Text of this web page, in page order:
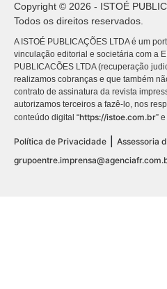
Copyright © 2026 - ISTOÉ
Todos os direitos reservados.
A ISTOÉ PUBLICAÇÕES LTDA é um
vinculação editorial e societária com a
PUBLICACÕES LTDA (recuperação
realizamos cobranças e que também
contrato de assinatura da revista
autorizamos terceiros a fazê-lo, nos
conteúdo digital “https://istoe.com.br”
Política de Privacidade
Assessoria